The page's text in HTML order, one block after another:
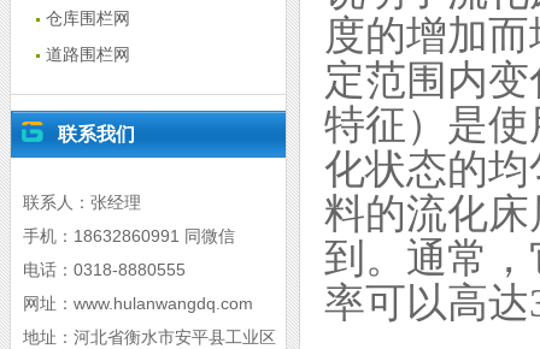
仓库围栏网
道路围栏网
联系我们
联系人：张经理
手机：18632860991 同微信
电话：0318-8880555
网址：www.hulanwangdq.com
地址：河北省衡水市安平县工业区
度的增加
定范围内
特征）是
化状态的
料的流化
到。通常
率可以高